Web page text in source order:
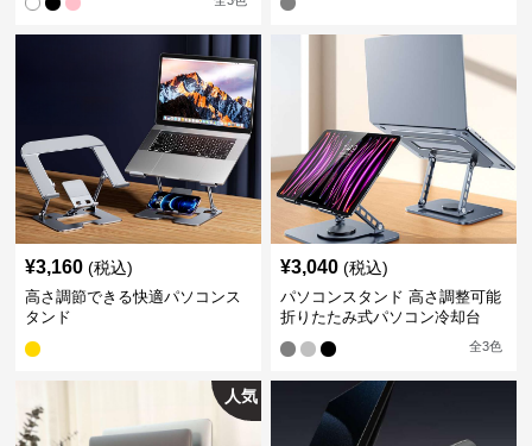
¥3,160 (税込)
高さ調節できる快適パソコンス
タンド
¥3,040 (税込)
パソコンスタンド 高さ調整可能
折りたたみ式パソコン冷却台
全3色
人気